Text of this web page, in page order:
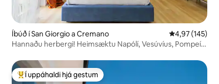
Íbúð í San Giorgio a Cremano 4,97 af 5 í
4,97 (145)
Hannaðu herbergi! Heimsæktu Napólí, Vesúvíus, Pompeí
Í mestu uppáhaldi hjá gestum
Í uppáhaldi hjá gestum